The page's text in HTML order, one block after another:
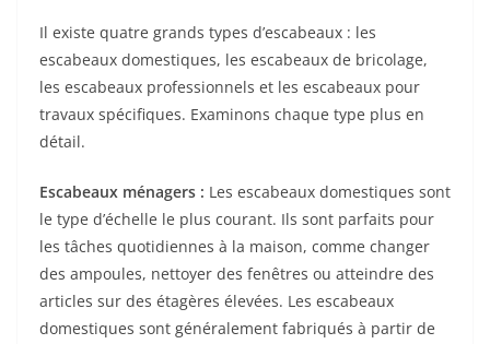
Il existe quatre grands types d’escabeaux : les
escabeaux domestiques, les escabeaux de bricolage,
les escabeaux professionnels et les escabeaux pour
travaux spécifiques. Examinons chaque type plus en
détail.
Escabeaux ménagers : Les escabeaux domestiques sont
le type d’échelle le plus courant. Ils sont parfaits pour
les tâches quotidiennes à la maison, comme changer
des ampoules, nettoyer des fenêtres ou atteindre des
articles sur des étagères élevées. Les escabeaux
domestiques sont généralement fabriqués à partir de